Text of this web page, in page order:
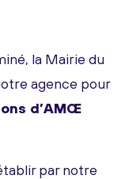
la Mairie du
agence pour
d’AMŒ
par notre